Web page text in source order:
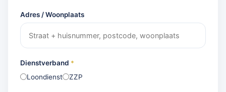
Adres / Woonplaats
Dienstverband *
Loondienst ZZP